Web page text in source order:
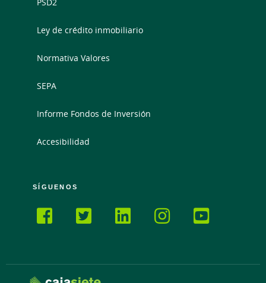
Ley de crédito inmobiliario
Normativa Valores
SEPA
Informe Fondos de Inversión
Accesibilidad
SÍGUENOS